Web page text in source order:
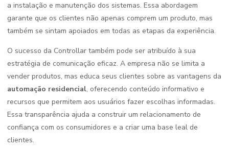
a instalação e manutenção dos sistemas. Essa abordagem
garante que os clientes não apenas comprem um produto, mas
também se sintam apoiados em todas as etapas da experiência.
O sucesso da Controllar também pode ser atribuído à sua
estratégia de comunicação eficaz. A empresa não se limita a
vender produtos, mas educa seus clientes sobre as vantagens da
automação residencial, oferecendo conteúdo informativo e
recursos que permitem aos usuários fazer escolhas informadas.
Essa transparência ajuda a construir um relacionamento de
confiança com os consumidores e a criar uma base leal de
clientes.